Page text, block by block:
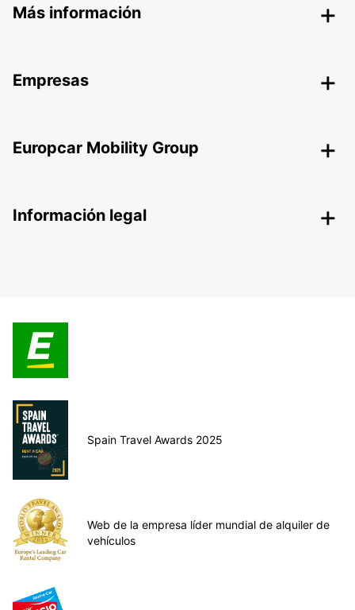
Más información
Empresas
Europcar Mobility Group
Información legal
Spain Travel Awards 2025
Web de la empresa líder mundial de alquiler de
vehículos